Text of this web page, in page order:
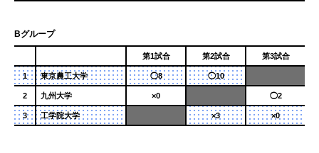
Bグループ
第1試合 第2試合 第3試合
1 東京農工大学 ◯8 ◯10
2 九州大学 ×0 ◯2
3 工学院大学 ×3 ×0